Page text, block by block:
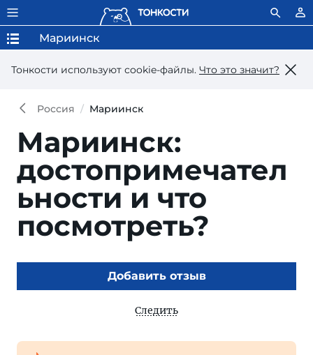
Тонкости используют сookie-файлы. Что это значит?
Мариинск
Россия Мариинск
Мариинск:
достопримечател
ьности и что
посмотреть?
Добавить отзыв
Следить